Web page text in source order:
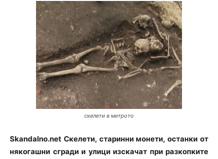
скелети в метрото
Skandalno.net Скелети, старинни монети, останки от
някогашни сгради и улици изскачат при разкопките